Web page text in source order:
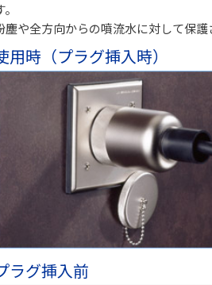
塵や全方向からの噴流水に対して保護
用時（プラグ挿入時）
ラグ挿入前